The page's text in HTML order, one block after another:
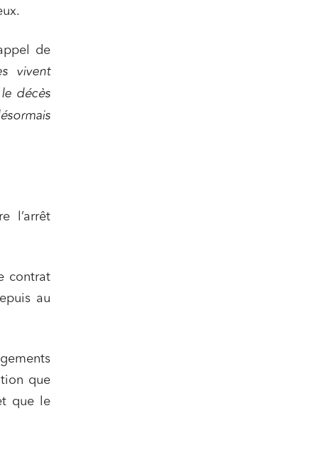
de
vivent
décès
l’arrêt
contrat
au
que
que le